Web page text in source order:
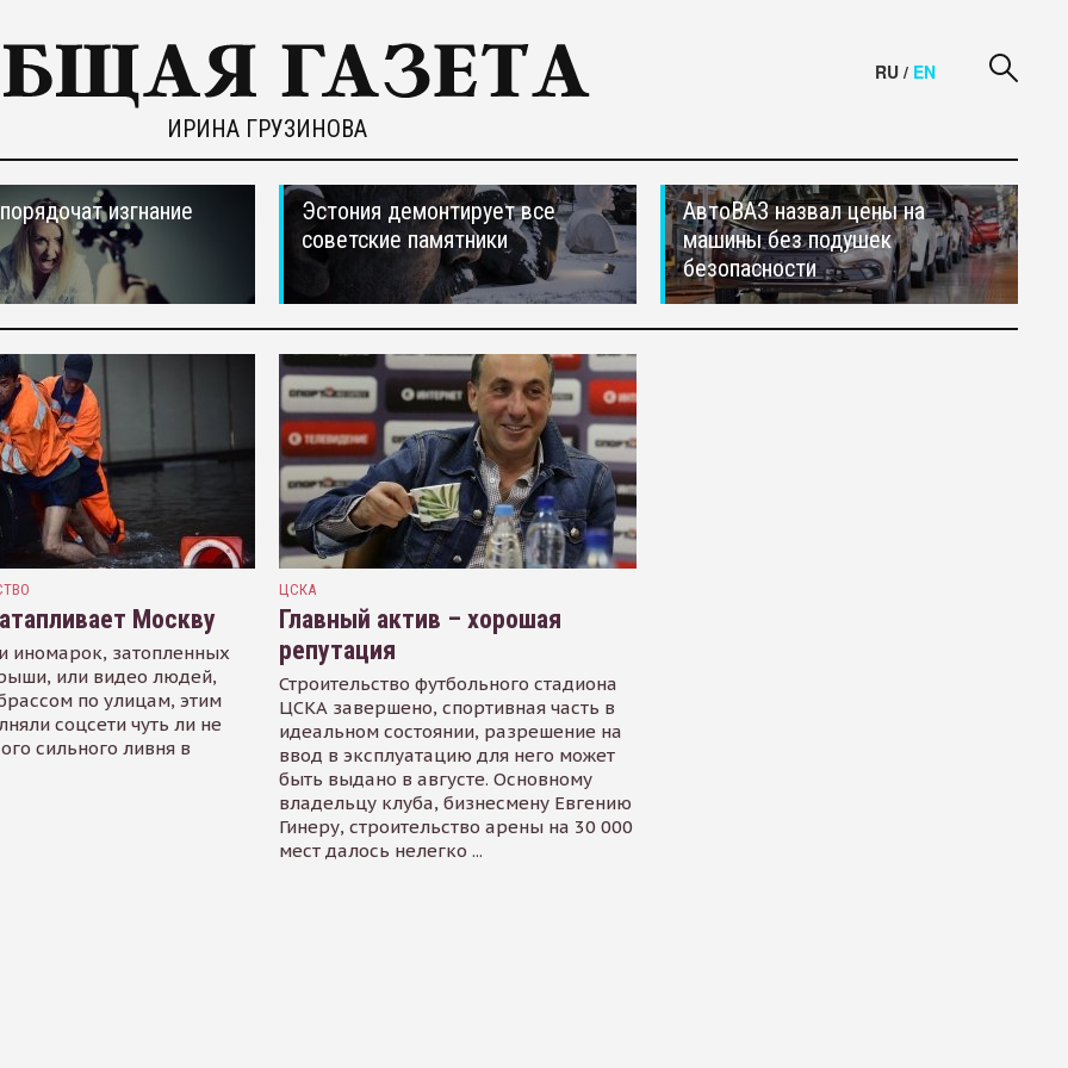
ИРИНА ГРУЗИНОВА
RU / EN
изгнание
Эстония демонтирует все
советские памятники
АвтоВАЗ назвал цены на
машины без подушек
безопасности
Москву
иномарок, затопленных
или видео людей,
по улицам, этим
соцсети чуть ли не
сильного ливня в
ЦСКА
Главный актив – хорошая
репутация
Строительство футбольного стадиона
ЦСКА завершено, спортивная часть в
идеальном состоянии, разрешение на
ввод в эксплуатацию для него может
быть выдано в августе. Основному
владельцу клуба, бизнесмену Евгению
Гинеру, строительство арены на 30 000
мест далось нелегко ...